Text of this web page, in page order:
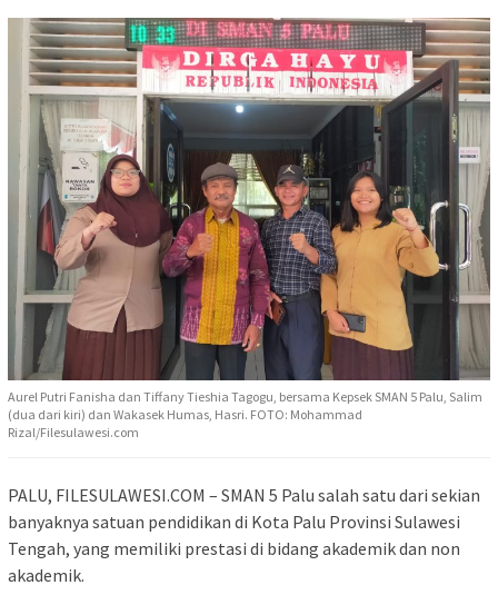
Aurel Putri Fanisha dan Tiffany Tieshia Tagogu, bersama Kepsek SMAN 5 Palu, Salim
(dua dari kiri) dan Wakasek Humas, Hasri. FOTO: Mohammad
Rizal/Filesulawesi.com
PALU, FILESULAWESI.COM – SMAN 5 Palu salah satu dari sekian
banyaknya satuan pendidikan di Kota Palu Provinsi Sulawesi
Tengah, yang memiliki prestasi di bidang akademik dan non
akademik.